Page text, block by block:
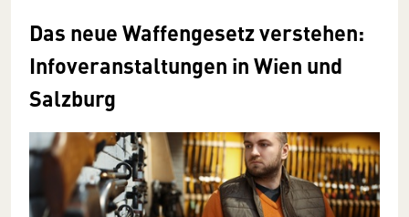
Das neue Waffengesetz verstehen:
Infoveranstaltungen in Wien und
Salzburg